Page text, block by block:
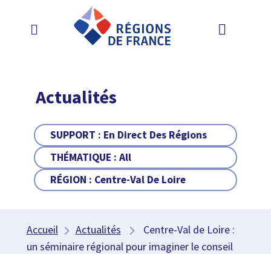
Actualités
SUPPORT : En Direct Des Régions
THÉMATIQUE :All
RÉGION : Centre-Val De Loire
Accueil Actualités
Centre-Val de Loire :
un séminaire régional pour imaginer le conseil